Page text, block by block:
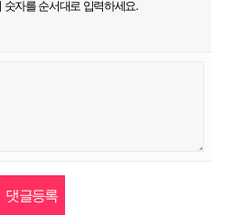
숫자를 순서대로 입력하세요.